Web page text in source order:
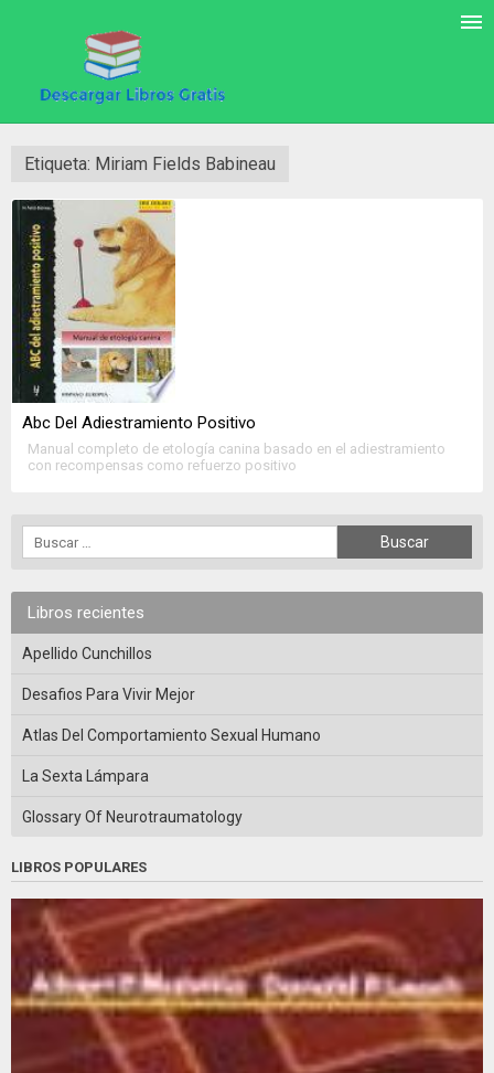
Etiqueta: Miriam Fields Babineau
Abc Del Adiestramiento Positivo
Manual completo de etología canina basado en el adiestramiento
con recompensas como refuerzo positivo
Libros recientes
Apellido Cunchillos
Desafios Para Vivir Mejor
Atlas Del Comportamiento Sexual Humano
La Sexta Lámpara
Glossary Of Neurotraumatology
LIBROS POPULARES